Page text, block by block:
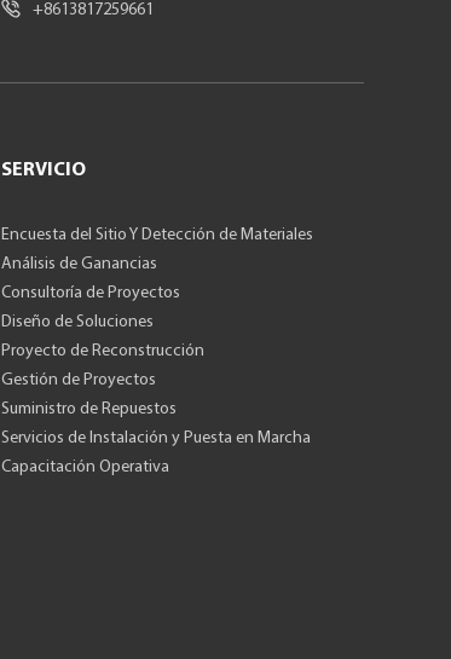
+8613817259661
SERVICIO
Encuesta del Sitio Y Detección de Materiales
Análisis de Ganancias
Consultoría de Proyectos
Diseño de Soluciones
Proyecto de Reconstrucción
Gestión de Proyectos
Suministro de Repuestos
Servicios de Instalación y Puesta en Marcha
Capacitación Operativa